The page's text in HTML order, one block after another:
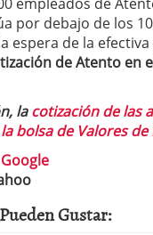
por debajo de los
espera de la
de Atento en
lacotización de las
bolsa de Valores de
Google
Gustar: